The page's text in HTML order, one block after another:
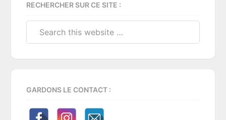
Sidebar
RECHERCHER SUR CE SITE :
GARDONS LE CONTACT :